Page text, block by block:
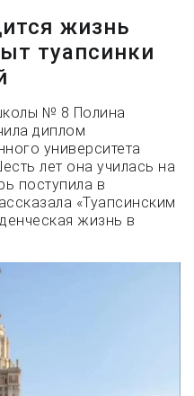
жизнь
туапсинки
№ 8 Полина
диплом
университета
лет она училась на
поступила в
«Туапсинским
жизнь в